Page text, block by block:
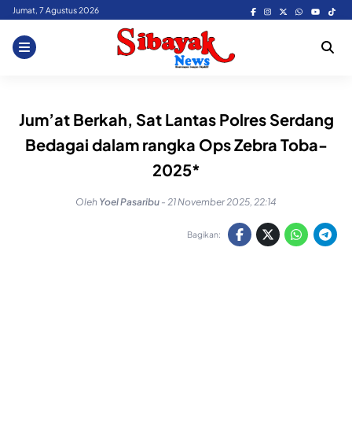
Skip
content
Jumat, 7 Agustus 2026
Jum’at Berkah, Sat Lantas Polres Serdang
Bedagai dalam rangka Ops Zebra Toba-
2025*
Oleh Yoel Pasaribu - 21 November 2025, 22:14
Bagikan: